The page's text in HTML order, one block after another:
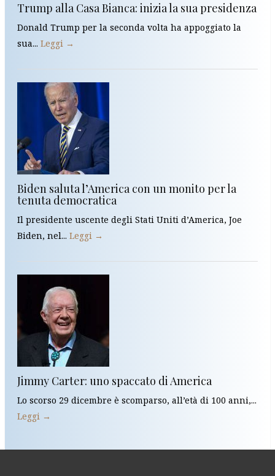
Trump alla Casa Bianca: inizia la sua presidenza
Donald Trump per la seconda volta ha appoggiato la
sua... Leggi →
Biden saluta l’America con un monito per la
tenuta democratica
Il presidente uscente degli Stati Uniti d’America, Joe
Biden, nel... Leggi →
Jimmy Carter: uno spaccato di America
Lo scorso 29 dicembre è scomparso, all’età di 100 anni,...
Leggi →